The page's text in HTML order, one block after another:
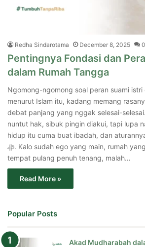
Redha Sindarotama December 8, 2025 0
Pentingnya Fondasi dan
dalam Rumah Tangga
Ngomong-ngomong soal peran suami
menurut Islam itu, kadang memang
debat panjang yang nggak selesai-
nuntut hak, sibuk pingin diakui, tapi lupa
hidup itu cuma buat ibadah, dan
ﷻ. Kalo sudah ego yang main, rumah yang harusnya jadi
tempat pulang penuh tenang, malah…
Read More »
Popular Posts
Akad Mudharabah